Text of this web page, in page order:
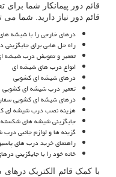
قائم دور پیمانکار شما
قائم دور نیاز دارید. شما می
درهای خارجی را با شیشه
راه حل هایی برای جایگزینی
تعمیر و تعویض درب شیشه
انواع درب های شیشه ای
درهای شیشه ای کشویی
تعمیر درب شیشه ای کشویی
درهای شیشه ای کشویی
هزینه نصب درب شیشه ای
جایگزینی شیشه های
گزینه ها و لوازم جانبی
راهنمای خرید درب های
خانه خود را با جایگزینی
با کمک قائم الکتریک